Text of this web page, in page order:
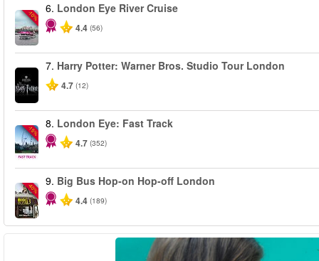
-10%
6. London Eye River Cruise
4.4 (56)
7. Harry Potter: Warner Bros. Studio Tour London
4.7 (12)
-15%
8. London Eye: Fast Track
4.7 (352)
-40%
9. Big Bus Hop-on Hop-off London
4.4 (189)